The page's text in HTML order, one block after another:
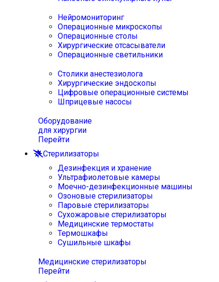
Нейромониторинг
Операционные микроскопы
Операционные столы
Хирургические отсасыватели
Операционные светильники
Столики анестезиолога
Хирургические эндоскопы
Цифровые операционные системы
Шприцевые насосы
Оборудование
для хирургии
Перейти
Стерилизаторы
Дезинфекция и хранение
Ультрафиолетовые камеры
Моечно-дезинфекционные машины
Озоновые стерилизаторы
Паровые стерилизаторы
Сухожаровые стерилизаторы
Медицинские термостаты
Термошкафы
Сушильные шкафы
Медицинские стерилизаторы
Перейти